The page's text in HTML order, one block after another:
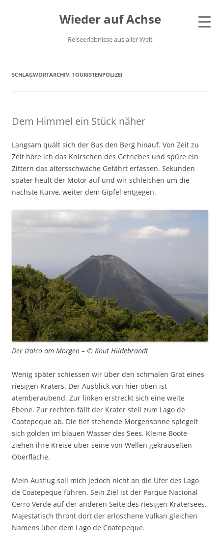
Wieder auf Achse
Reiseerlebnisse aus aller Welt
SCHLAGWORTARCHIV: TOURISTENPOLIZEI
Dem Himmel ein Stück näher
Langsam quält sich der Bus den Berg hinauf. Von Zeit zu
Zeit höre ich das Knirschen des Getriebes und spüre ein
Zittern das altersschwache Gefährt erfassen. Sekunden
später heult der Motor auf und wir schleichen um die
nächste Kurve, weiter dem Gipfel entgegen.
Der Izalco am Morgen – © Knut Hildebrandt
Wenig später schiessen wir über den schmalen Grat eines
riesigen Kraters. Der Ausblick von hier oben ist
atemberaubend. Zur linken erstreckt sich eine weite
Ebene. Zur rechten fällt der Krater steil zum Lago de
Coatepeque ab. Die tief stehende Morgensonne spiegelt
sich golden im blauen Wasser des Sees. Kleine Boote
ziehen ihre Kreise über seine von Wellen gekräuselten
Oberfläche.
Mein Ausflug soll mich jedoch nicht an die Ufer des Lago
de Coatepeque führen. Sein Ziel ist der Parque Nacional
Cerro Verde auf der anderen Seite des riesigen Kratersees.
Majestätisch thront dort der erloschene Vulkan gleichen
Namens über dem Lago de Coatepeque.